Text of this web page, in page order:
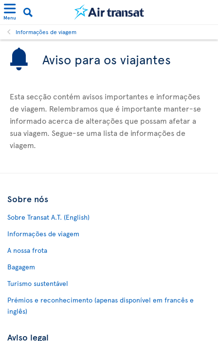
Menu
Informações de viagem
Aviso para os viajantes
Esta secção contém avisos importantes e informações
de viagem. Relembramos que é importante manter-se
informado acerca de alterações que possam afetar a
sua viagem. Segue-se uma lista de informações de
viagem.
Sobre nós
Sobre Transat A.T. (English)
Informações de viagem
A nossa frota
Bagagem
Turismo sustentável
Prémios e reconhecimento (apenas disponível em francês e
inglês)
Aviso legal